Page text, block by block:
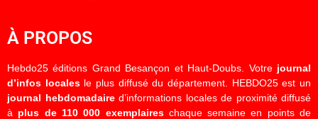
À PROPOS
Hebdo25 éditions Grand Besançon et Haut-Doubs. Votre journal
d’infos localesle plus diffusé du département. HEBDO25 est un
journal hebdomadaired’informations locales de proximité diffusé
à plus de 110 000 exemplaireschaque semaine en points de